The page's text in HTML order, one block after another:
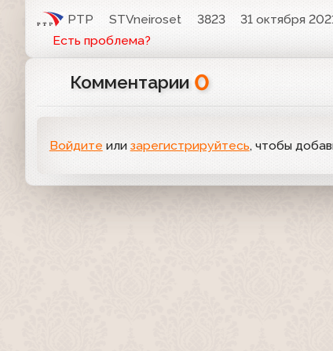
РТР STVneiroset 3823 31 октября
Есть проблема?
Комментарии 0
Войдите или зарегистрируйтесь, чтобы